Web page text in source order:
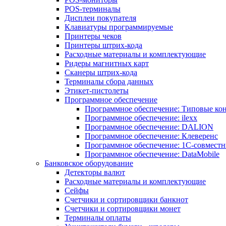
POS-терминалы
Дисплеи покупателя
Клавиатуры программируемые
Принтеры чеков
Принтеры штрих-кода
Расходные материалы и комплектующие
Ридеры магнитных карт
Сканеры штрих-кода
Терминалы сбора данных
Этикет-пистолеты
Программное обеспечение
Программное обеспечение: Типовые
Программное обеспечение: ilexx
Программное обеспечение: DALION
Программное обеспечение: Клеверенс
Программное обеспечение: 1С-
Программное обеспечение: DataMobile
Банковское оборудование
Детекторы валют
Расходные материалы и комплектующие
Сейфы
Счетчики и сортировщики банкнот
Счетчики и сортировщики монет
Терминалы оплаты